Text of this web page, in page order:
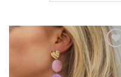
Toevoegen
aan
verlanglijst